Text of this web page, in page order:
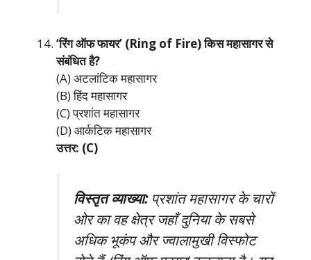
‘रिंग ऑफ फायर’ (Ring of Fire) किस महासागर से
संबंधित है?
(A) अटलांटिक महासागर
(B) हिंद महासागर
(C) प्रशांत महासागर
(D) आर्कटिक महासागर
उत्तर: (C)
विस्तृत व्याख्या:प्रशांत महासागर के चारों
ओर का वह क्षेत्र जहाँ दुनिया के सबसे
अधिक भूकंप और ज्वालामुखी विस्फोट